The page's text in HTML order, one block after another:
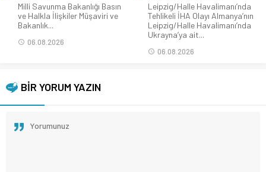
Milli Savunma Bakanlığı Basın
ve Halkla İlişkiler Müşaviri ve
Bakanlık...
06.08.2026
Leipzig/Halle Havalimanı’nda
Tehlikeli İHA Olayı Almanya’nın
Leipzig/Halle Havalimanı’nda
Ukrayna’ya ait...
06.08.2026
BİR YORUM YAZIN